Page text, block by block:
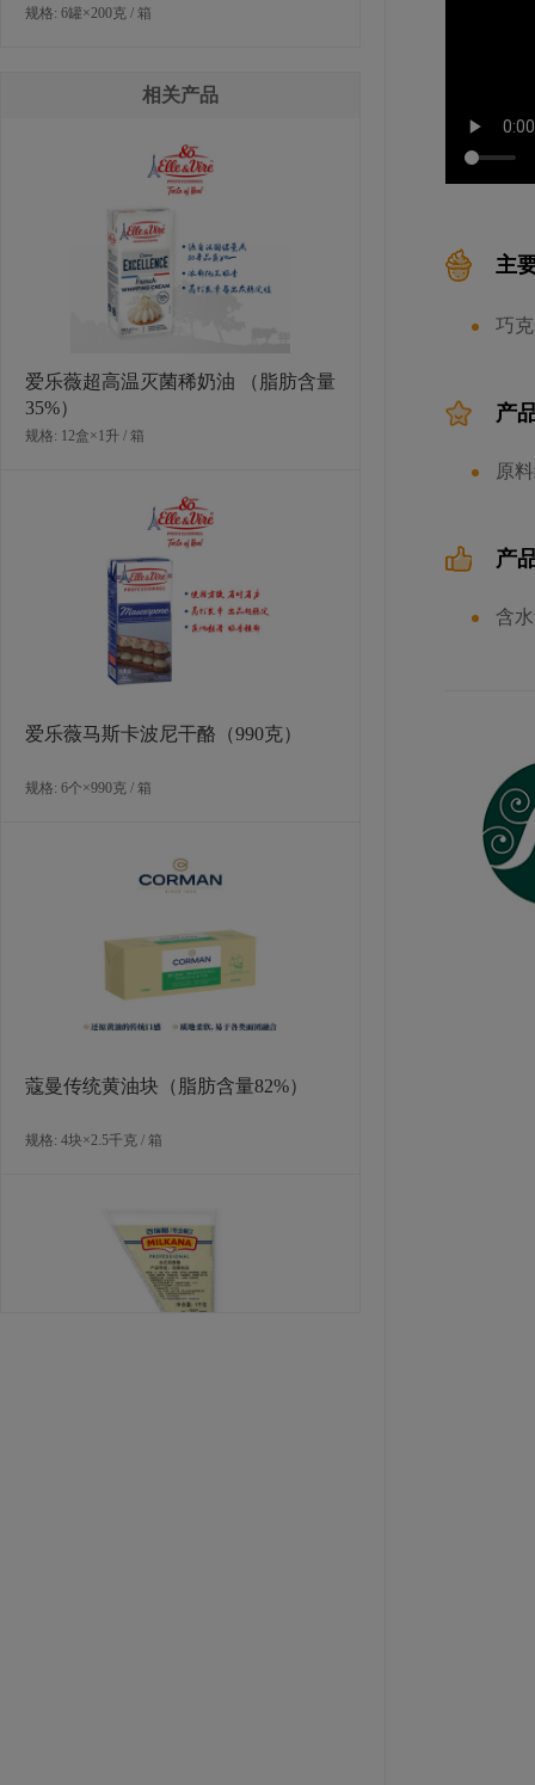
规格: 6罐×200克 / 箱
相关产品
爱乐薇超高温灭菌稀奶油 （脂肪含量
35%）
规格: 12盒×1升 / 箱
爱乐薇马斯卡波尼干酪（990克）
规格: 6个×990克 / 箱
蔻曼传统黄油块（脂肪含量82%）
规格: 4块×2.5千克 / 箱
主
巧
产
原
产
含